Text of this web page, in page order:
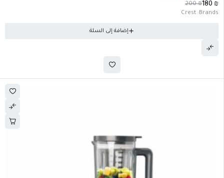
200₪180
Brands:
Crest
إضافة إلى السلة